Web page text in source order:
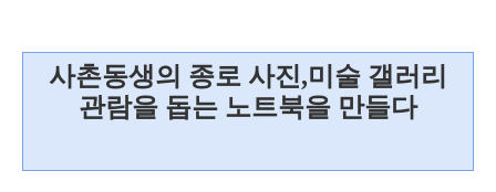
사촌동생의 종로 사진,미술 갤러리
관람을 돕는 노트북을 만들다